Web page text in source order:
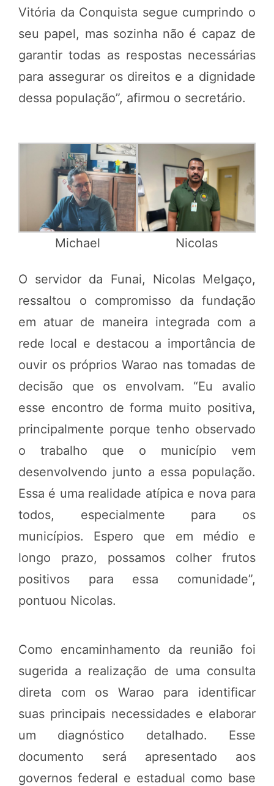
Vitória da Conquista segue cumprindo o
seu papel, mas sozinha não é capaz de
garantir todas as respostas necessárias
para assegurar os direitos e a dignidade
dessa população”, afirmou o secretário.
Michael Nicolas
O servidor da Funai, Nicolas Melgaço,
ressaltou o compromisso da fundação
em atuar de maneira integrada com a
rede local e destacou a importância de
ouvir os próprios Warao nas tomadas de
decisão que os envolvam. “Eu avalio
esse encontro de forma muito positiva,
principalmente porque tenho observado
o trabalho que o município vem
desenvolvendo junto a essa população.
Essa é uma realidade atípica e nova para
todos, especialmente para os
municípios. Espero que em médio e
longo prazo, possamos colher frutos
positivos para essa comunidade”,
pontuou Nicolas.
Como encaminhamento da reunião foi
sugerida a realização de uma consulta
direta com os Warao para identificar
suas principais necessidades e elaborar
um diagnóstico detalhado. Esse
documento será apresentado aos
governos federal e estadual como base